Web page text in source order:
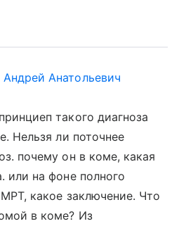
Анатольевич
такого диагноза
Нельзя ли поточнее
почему он в коме, какая
или на фоне полного
какое заключение. Что
в коме? Из